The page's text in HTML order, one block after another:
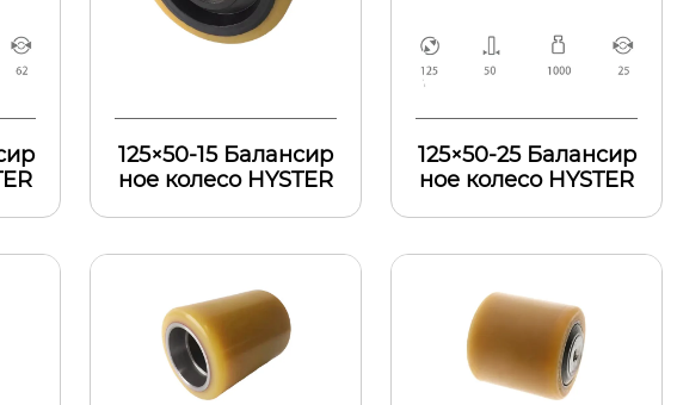
125×50-15 Балансир
ное колесо HYSTER
125×50-25 Балансир
ное колесо HYSTER